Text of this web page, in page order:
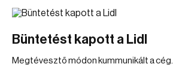
Büntetést kapott a Lidl
Megtévesztő módon kummunikált a cég.